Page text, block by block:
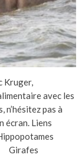
Kruger,
avec les
pas à
écran. Liens
Girafes